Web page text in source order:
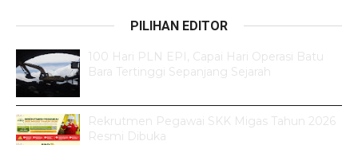
PILIHAN EDITOR
100 Hari PLN EPI, Capai Hari Operasi Batu
Bara Tertinggi Sepanjang Sejarah
Rekrutmen Pegawai SKK Migas Tahun 2026
Resmi Dibuka